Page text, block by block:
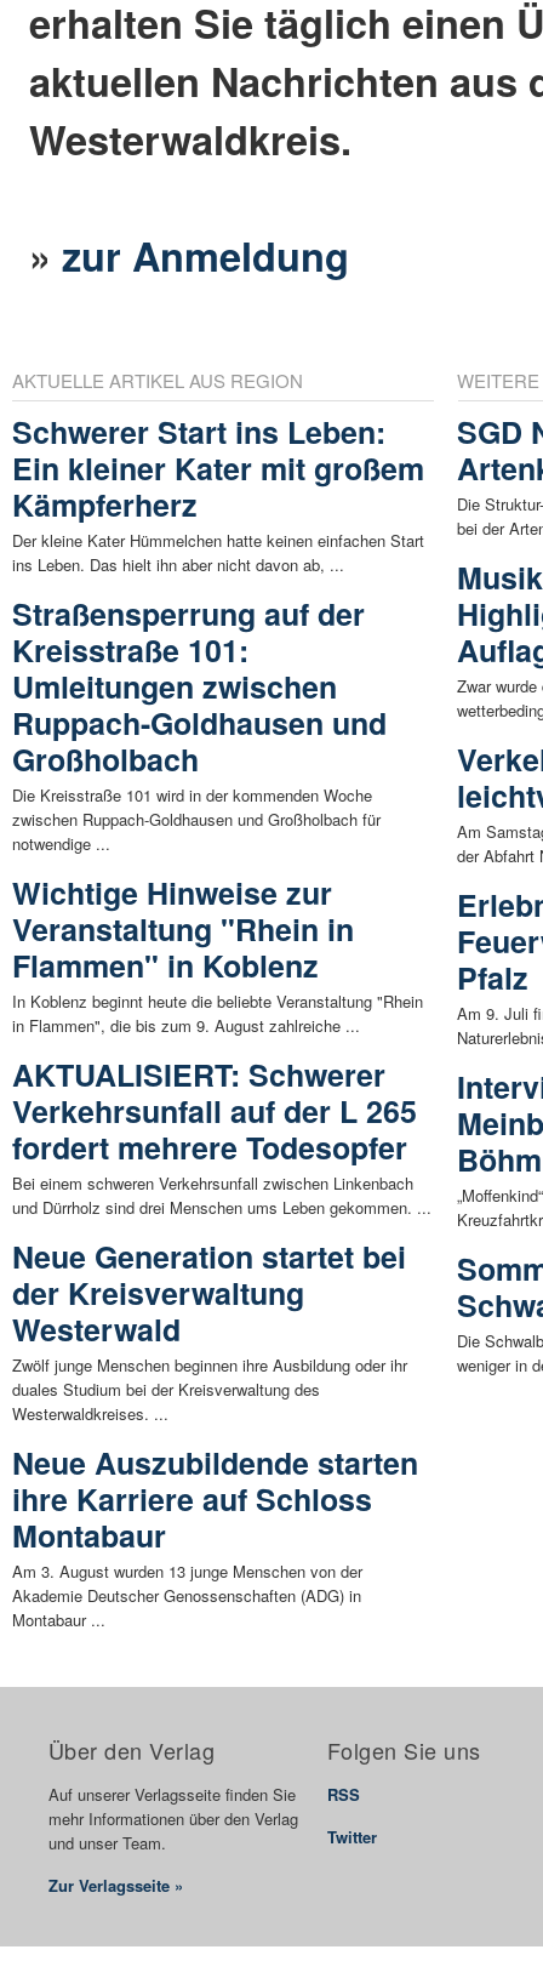
erhalten Sie täglich einen
aktuellen Nachrichten aus
Westerwaldkreis.
»zur Anmeldung
AKTUELLE ARTIKEL AUS REGION
Schwerer Start ins Leben:
Ein kleiner Kater mit großem
Kämpferherz
Der kleine Kater Hümmelchen hatte keinen einfachen Start
ins Leben. Das hielt ihn aber nicht davon ab, ...
Straßensperrung auf der
Kreisstraße 101:
Umleitungen zwischen
Ruppach-Goldhausen und
Großholbach
Die Kreisstraße 101 wird in der kommenden Woche
zwischen Ruppach-Goldhausen und Großholbach für
notwendige ...
Wichtige Hinweise zur
Veranstaltung "Rhein in
Flammen" in Koblenz
In Koblenz beginnt heute die beliebte Veranstaltung "Rhein
in Flammen", die bis zum 9. August zahlreiche ...
AKTUALISIERT: Schwerer
Verkehrsunfall auf der L 265
fordert mehrere Todesopfer
Bei einem schweren Verkehrsunfall zwischen Linkenbach
und Dürrholz sind drei Menschen ums Leben gekommen. ...
Neue Generation startet bei
der Kreisverwaltung
Westerwald
Zwölf junge Menschen beginnen ihre Ausbildung oder ihr
duales Studium bei der Kreisverwaltung des
Westerwaldkreises. ...
Neue Auszubildende starten
ihre Karriere auf Schloss
Montabaur
Am 3. August wurden 13 junge Menschen von der
Akademie Deutscher Genossenschaften (ADG) in
Montabaur ...
SGD
Die
bei der
Zwar
Am
der Abfahrt
Pfalz
Am 9. Juli
Böhm
Die
weniger in
Über den Verlag
Auf unserer Verlagsseite finden Sie
mehr Informationen über den Verlag
und unser Team.
Zur Verlagsseite »
Folgen Sie uns
RSS
Twitter